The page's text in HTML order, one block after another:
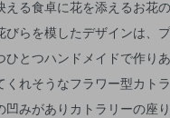
える食卓に花を添えるお花
びらを模したデザインは、
とつハンドメイドで作りあ
くれそうなフラワー型カト
凹みがありカトラリーの座